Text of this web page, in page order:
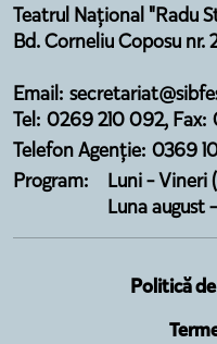
Teatrul Național "Radu
Bd. Corneliu Coposu nr.
Email:
Tel: 0269 210 092, Fax:
Telefon Agenție: 0369
Program:
Luni - Vineri
Luna august
Politică